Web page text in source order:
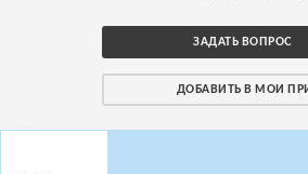
ЗАДАТЬ ВОПРОС
ДОБАВИТЬ В МОИ